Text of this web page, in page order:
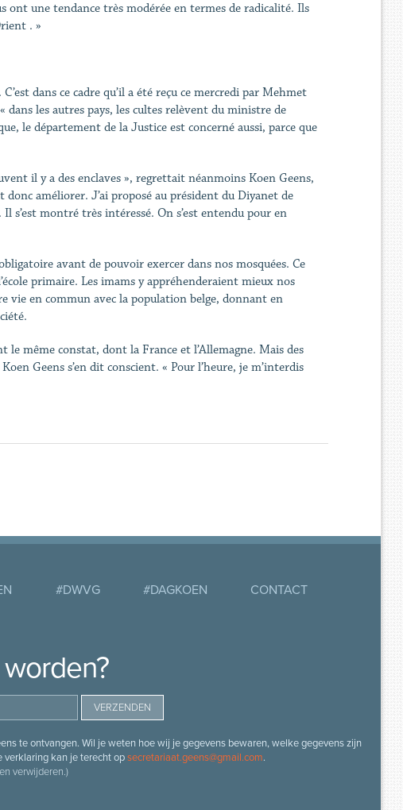
une tendance très modérée en termes de radicalité. Ils
. »
dans ce cadre qu’il a été reçu ce mercredi par Mehmet
dans les autres pays, les cultes relèvent du ministre de
le département de la Justice est concerné aussi, parce que
il y a des enclaves », regrettait néanmoins Koen Geens,
améliorer. J’ai proposé au président du Diyanet de
montré très intéressé. On s’est entendu pour en
avant de pouvoir exercer dans nos mosquées. Ce
primaire. Les imams y appréhenderaient mieux nos
vie en commun avec la population belge, donnant en
le même constat, dont la France et l’Allemagne. Mais des
Geens s’en dit conscient. « Pour l’heure, je m’interdis
#DWVG #DAGKOEN CONTACT
te ontvangen. Wil je weten hoe wij je gegevens bewaren, welke gegevens zijn
verklaring kan je terecht opsecretariaat.geens@gmail.com.
verwijderen.)